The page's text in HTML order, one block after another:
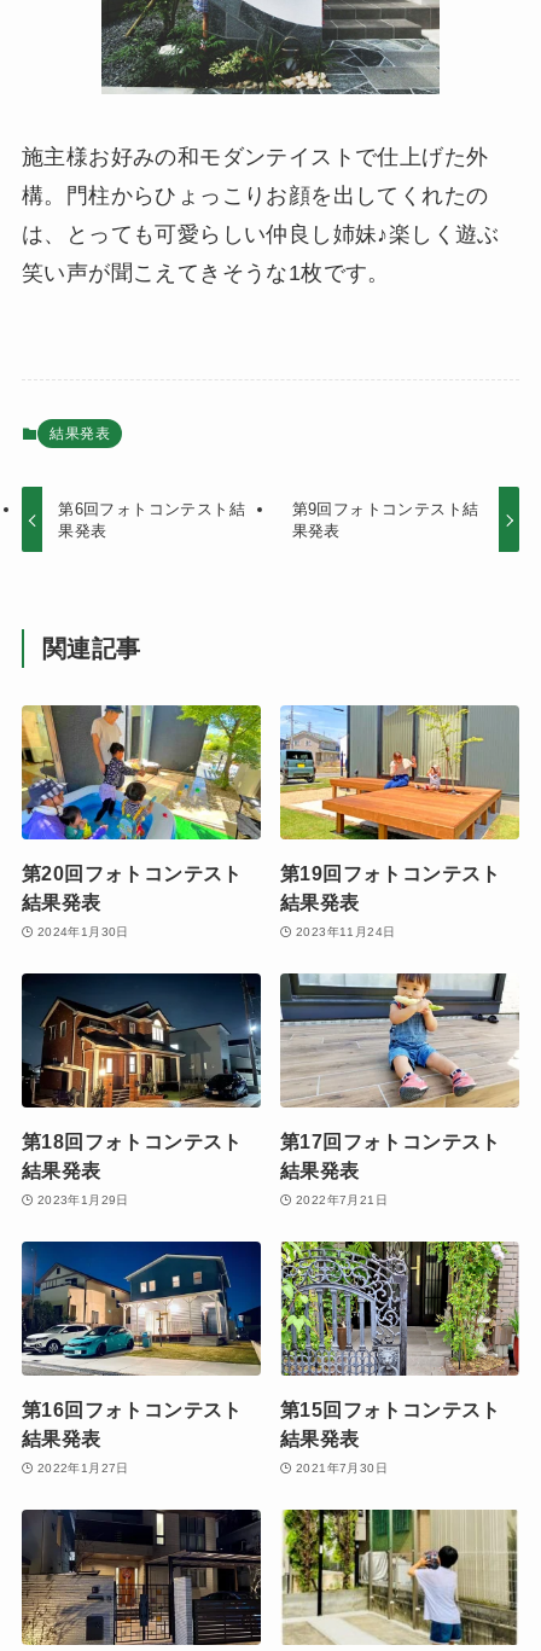
施主様お好みの和モダンテイストで仕上げた外
構。門柱からひょっこりお顔を出してくれたの
は、とっても可愛らしい仲良し姉妹♪楽しく遊ぶ
笑い声が聞こえてきそうな1枚です。
結果発表
第6回フォトコンテスト結
果発表
第9回フォトコンテスト結
果発表
関連記事
第20回フォトコンテスト
結果発表
2024年1月30日
第19回フォトコンテスト
結果発表
2023年11月24日
第18回フォトコンテスト
結果発表
2023年1月29日
第17回フォトコンテスト
結果発表
2022年7月21日
第16回フォトコンテスト
結果発表
2022年1月27日
第15回フォトコンテスト
結果発表
2021年7月30日